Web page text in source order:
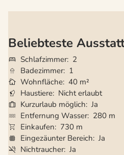
Beliebteste
Schlafzimmer 2
Badezimmer 1
Wohnfläche 40 m²
Haustiere Nicht erlaubt
Kurzurlaub möglich Ja
Entfernung Wasser 280 m
Einkaufen
730 m
Eingezäunter Bereich Ja
Nichtraucher Ja